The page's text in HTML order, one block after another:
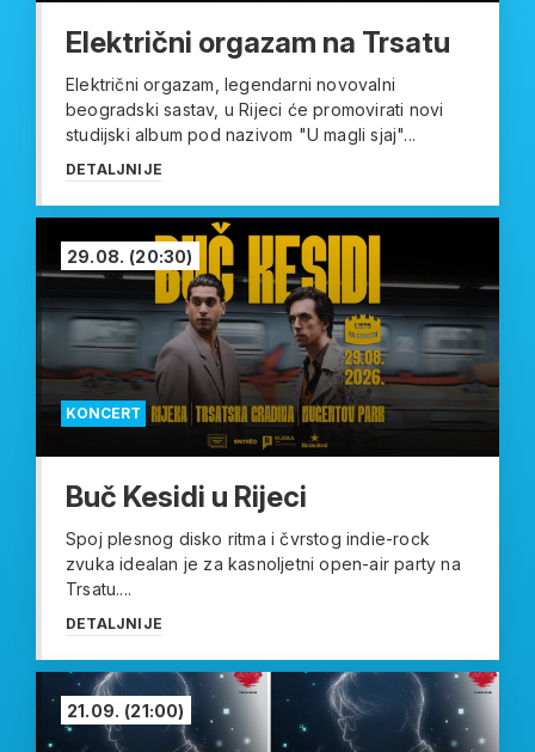
Električni orgazam na Trsatu
Električni orgazam, legendarni novovalni
beogradski sastav, u Rijeci će promovirati novi
studijski album pod nazivom "U magli sjaj"...
DETALJNIJE
KONCERT
29.08. (20:30)
Buč Kesidi u Rijeci
Spoj plesnog disko ritma i čvrstog indie-rock
zvuka idealan je za kasnoljetni open-air party na
Trsatu....
DETALJNIJE
21.09. (21:00)